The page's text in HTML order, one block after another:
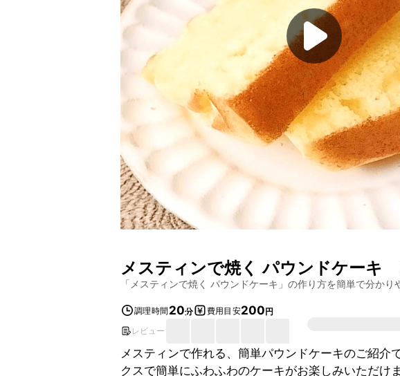
メスティンで焼く パウンドケーキ
「 メスティンで焼く パウンドケーキ 」の作り方を簡単で分かり
調理時間 20分 費用目安200円
レビュー
メスティンで作れる、簡単パウンドケーキのご紹介
クスで簡単にふわふわのケーキがお楽しみいただけ